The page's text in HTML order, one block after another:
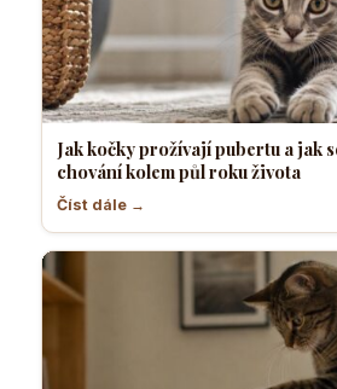
Jak kočky prožívají pubertu a jak
chování kolem půl roku života
Číst dále →